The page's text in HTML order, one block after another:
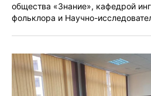
общества «Знание», кафедрой
фольклора и Научно-